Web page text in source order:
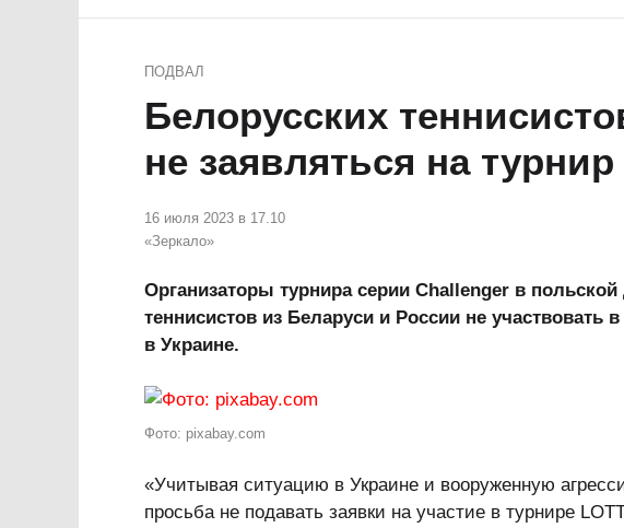
ПОДВАЛ
Белорусских
не заявляться на
16 июля 2023 в 17.10
«Зеркало»
Организаторы турнира серии Challenger в польской
теннисистов из Беларуси и России не участвовать
в Украине.
Фото: pixabay.com
«Учитывая ситуацию в Украине и вооруженную
просьба не подавать заявки на участие в турнире